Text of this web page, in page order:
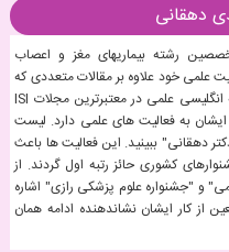
دهقانی
رشته بیماریهای مغز و اعصاب
علمی خود علاوه بر مقالات متعددی که
در کنگره های علمی ارائه کردند، بالغ بر ۳۰ مقاله انگلیسی علمی در معتبرترین مجلات ISI
به فعالیت های علمی دارد. لیست
دهقانی" ببینید. این فعالیت ها باعث
کشوری حائز رتبه اول گردند. از
و "جشنواره علوم پزشکی رازی" اشاره
از کار ایشان نشاندهنده ادامه همان